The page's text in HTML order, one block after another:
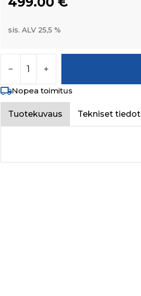
sis. ALV 25,5 %
Nopea toimitus
Tuotekuvaus Tekniset tiedot